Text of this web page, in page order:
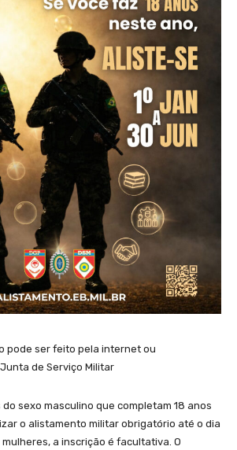
pode ser feito pela internet ou
de Serviço Militar
sexo masculino que completam 18 anos
o alistamento militar obrigatório até o dia
a inscrição é facultativa. O